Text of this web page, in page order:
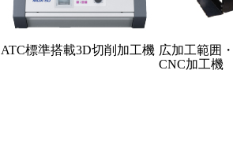
ATC標準搭載3D切削加工機 広加工範囲
CNC加工機